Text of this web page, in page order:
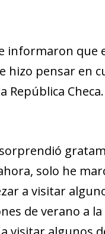
informaron que
hizo pensar en
solo he
a visitar
de verano a